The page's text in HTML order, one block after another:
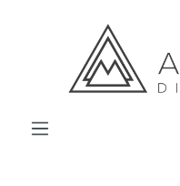
Zum Hauptinhalt springen